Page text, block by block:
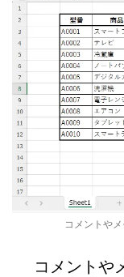
コメントや
コメントや